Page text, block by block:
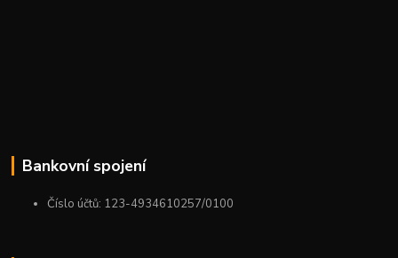
Bankovní spojení
Číslo účtů: 123-4934610257/0100